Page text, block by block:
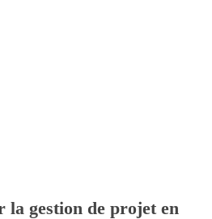
la gestion de projet en